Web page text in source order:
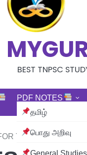
BEST TNPSC
PDF NOTES
தமிழ்
பொது அறிவு
General Studies
TNPSC EXAMS